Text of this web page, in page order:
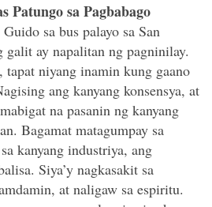
Patungo sa Pagbabago
sa bus palayo sa San
galit ay napalitan ng pagninilay.
tapat niyang inamin kung gaano
ang kanyang konsensya, at
na pasanin ng kanyang
Bagamat matagumpay sa
kanyang industriya, ang
Siya’y nagkasakit sa
at naligaw sa espiritu.